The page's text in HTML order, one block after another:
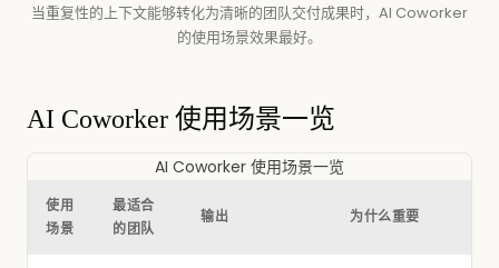
当重复性的上下文能够转化为清晰的团队交付成果时，AI Coworker
的使用场景效果最好。
AI Coworker 使用场景一览
AI Coworker 使用场景一览
使用
场景
最适合
的团队
输出 为什么重要